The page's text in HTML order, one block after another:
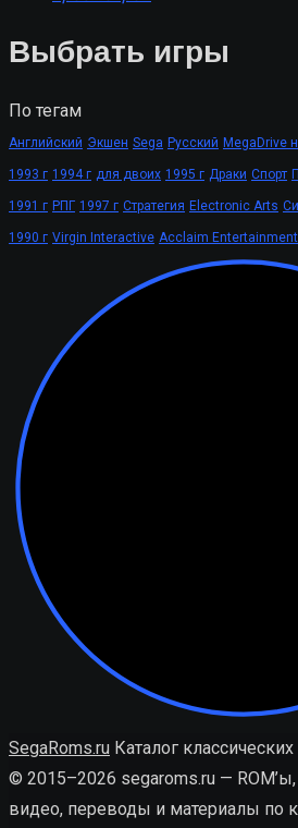
Выбрать игры
По тегам
Английский Экшен Sega Русский MegaDrive
1993 г 1994 г для двоих 1995 г Драки Спорт
1991 г РПГ 1997 г Стратегия Electronic Arts
1990 г Virgin Interactive Acclaim Entertainment
SegaRoms.ru Каталог
© 2015–2026 segaroms.ru —
видео, переводы и материалы по